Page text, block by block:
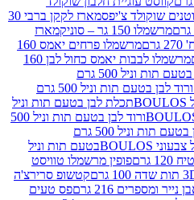
צ'יפס
מארז לקקן ברבי 30
מארז
מרשמלו פרחים יאמס 160
מרשמלו לבבות יאמס כחול לבן 160
ממתק מרשמלו פרחים צבעוני בטעם תות וניל 500 גרם
ממתק מרשמלו לבבות ורוד לבן בטעם תות וניל 500 גרם
ממתק מרשמלו מסולסל BOULOSתכלת לבן בטעם תות וניל
ממתק מרשמלו מסולסל BOULOSורוד לבן בטעם תות וניל 500
ממתק מרשמלו כריות ורוד,לבן בטעם תות וניל 500 גרם
ממתק מרשמלו מסולסל צבעוני BOULOSבטעם תות וניל
פופין מרשמלו טוויסט
קטשופ סרירצ'ה
גרם
פס טעים